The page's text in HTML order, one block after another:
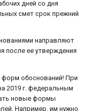
дней со дня
смет срок прежний
направляют
после ее утверждения
форм обоснований! При
2019 г. федеральным
новые формы
Например, им нужно